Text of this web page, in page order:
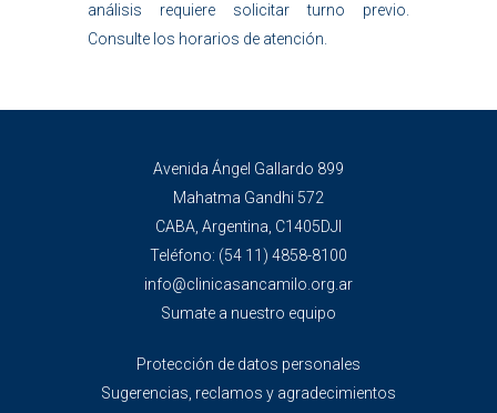
análisis requiere solicitar turno previo.
Consulte los horarios de atención.
Avenida Ángel Gallardo 899
Mahatma Gandhi 572
CABA, Argentina, C1405DJI
Teléfono: (54 11) 4858-8100
info@clinicasancamilo.org.ar
Sumate a nuestro equipo
Protección de datos personales
Sugerencias, reclamos y agradecimientos